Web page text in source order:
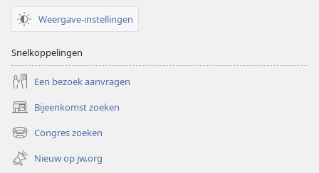
Weergave-instellingen
Snelkoppelingen
Een bezoek aanvragen
Bijeenkomst zoeken
(opent
nieuw
venster)
Congres zoeken
(opent
nieuw
venster)
Nieuw op jw.org